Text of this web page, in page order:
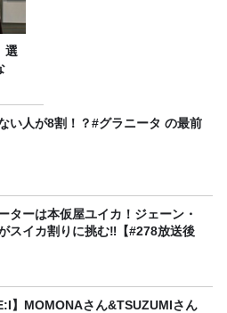
選
い人が8割！？#グラニータ の最前
ターは本仮屋ユイカ！ジェーン・
スイカ割りに挑む‼【#278放送後
】MOMONAさん&TSUZUMIさん